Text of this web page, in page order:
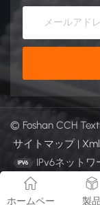
© Foshan CCH
サイトマップ | Xml
IPv6ネットワ
ホームペー 製品